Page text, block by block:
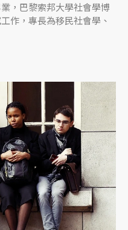
，巴黎索邦大學社會學博
作，專長為移民社會學、